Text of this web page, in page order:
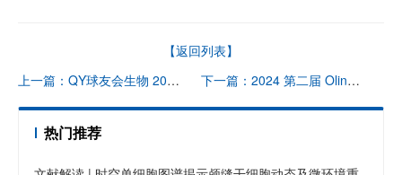
【返回列表】
上一篇：QY球友会生物 2024 系列培训班（上海站）火热报名中
下一篇：2024 第二届 Olink 中国蛋白组学峰会 | 以人群队列蛋白基因组学驱动药物研发
热门推荐